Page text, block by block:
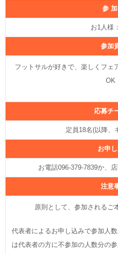
参
お1人様
参加
フットサルが好きで、楽しくフェ
OK
応募チ
定員18名(以降、
お申
お電話096‐379-7839か、
注意
原則として、参加されるご
代表者によるお申し込みで参加人
は代表者の方に不参加の人数分の